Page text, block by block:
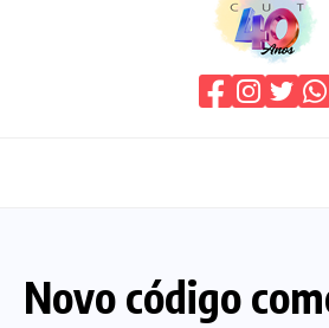
O Sindicato
Novo código